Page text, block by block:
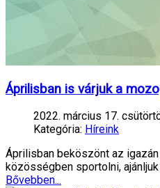
Áprilisban is várjuk a
2022. március 17.
Kategória: Híreink
Áprilisban beköszönt az
közösségben sportolni,
Bővebben...